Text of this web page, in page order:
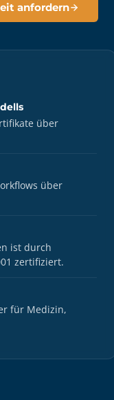
anfordern
über
über
ist durch
zertifiziert.
für Medizin,